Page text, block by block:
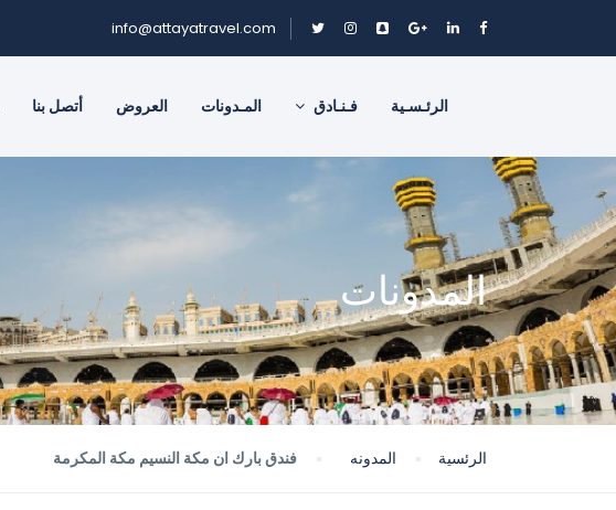
info@attayatravel.com
الرئـسـية فـنـادق المـدونات العروض أتصل بنا
المدونات
الرئسية المدونه فندق بارك ان مكة النسيم مكة المكرمة